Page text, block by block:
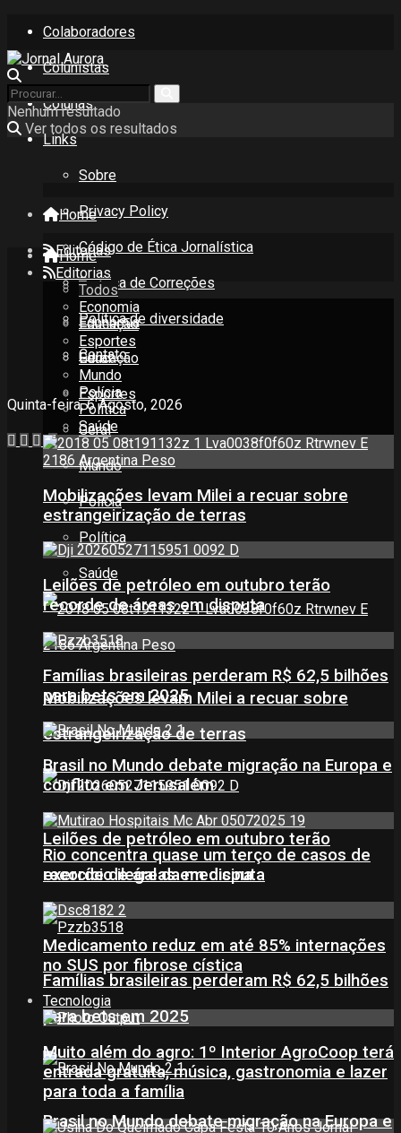
Colaboradores
Colunistas
Colunas
Links
Sobre
Privacy Policy
Código de Ética Jornalística
Política de Correções
Política de diversidade
Contato
Quinta-feira, 6 Agosto, 2026
Nenhum resultado
Ver todos os resultados
Home
Editorias
Todos
Economia
Educação
Esportes
Geral
Mundo
Polícia
Política
Saúde
Mobilizações levam Milei a recuar sobre
estrangeirização de terras
Leilões de petróleo em outubro terão
recorde de áreas em disputa
Famílias brasileiras perderam R$ 62,5 bilhões
para bets em 2025
Brasil no Mundo debate migração na Europa e
Home
Editorias
Todos
Economia
Educação
Esportes
Geral
Mundo
Polícia
Política
Saúde
Mobilizações levam Milei a recuar sobre
estrangeirização de terras
Leilões de petróleo em outubro terão
recorde de áreas em disputa
Famílias brasileiras perderam R$ 62,5 bilhões
para bets em 2025
Brasil no Mundo debate migração na Europa e
conflito em Jerusalém
Rio concentra quase um terço de casos de
exercício ilegal da medicina
Medicamento reduz em até 85% internações
no SUS por fibrose cística
Tecnologia
Muito além do agro: 1º Interior AgroCoop terá
entrada gratuita, música, gastronomia e lazer
para toda a família